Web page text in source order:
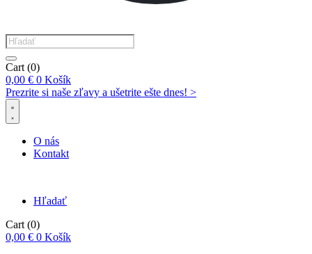
Products
search
Cart (0)
0,00 € 0 Košík
Prezrite si naše zľavy a ušetrite ešte dnes! >​
O nás
Kontakt
Hľadať
Cart (0)
0,00 € 0 Košík